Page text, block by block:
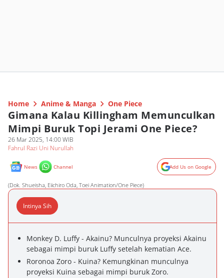
Home Anime & Manga One Piece
Gimana Kalau Killingham Memunculkan
Mimpi Buruk Topi Jerami One Piece?
26 Mar 2025, 14:00 WIB
Fahrul Razi Uni Nurullah
News Channel Add Us on Google
(Dok. Shueisha, Eiichiro Oda, Toei Animation/One Piece)
Intinya Sih
Monkey D. Luffy - Akainu? Munculnya proyeksi Akainu
sebagai mimpi buruk Luffy setelah kematian Ace.
Roronoa Zoro - Kuina? Kemungkinan munculnya
proyeksi Kuina sebagai mimpi buruk Zoro.